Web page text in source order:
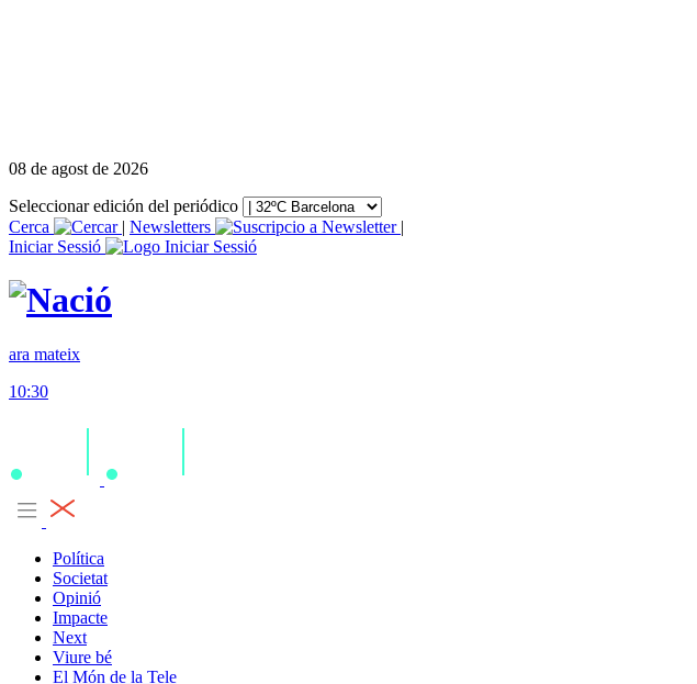
08 de agost de 2026
Seleccionar edición del periódico
Cerca
| Newsletters
|
Iniciar Sessió
ara mateix
10:30
Política
Societat
Opinió
Impacte
Next
Viure bé
El Món de la Tele